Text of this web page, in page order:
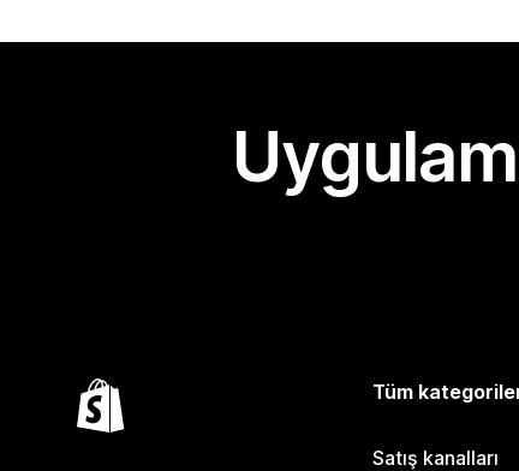
Tüm
Satış kanalları